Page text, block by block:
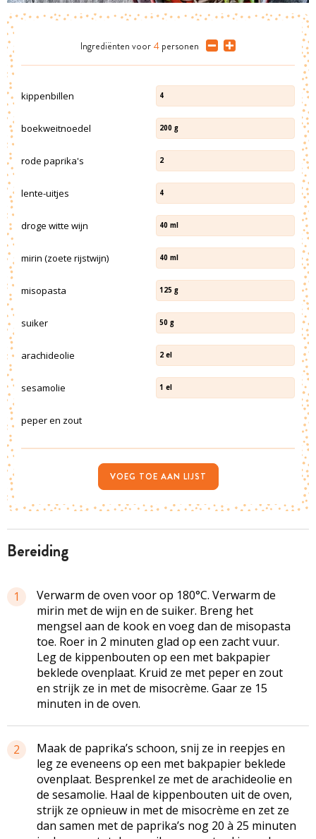
bereiding
1
Verwarm de oven voor op 180°C. Verwarm de
mirin met de wijn en de suiker. Breng het
mengsel aan de kook en voeg dan de misopasta
toe. Roer in 2 minuten glad op een zacht vuur.
Leg de kippenbouten op een met bakpapier
beklede ovenplaat. Kruid ze met peper en zout
en strijk ze in met de misocrème. Gaar ze 15
minuten in de oven.
2
Maak de paprika’s schoon, snij ze in reepjes en
leg ze eveneens op een met bakpapier beklede
ovenplaat. Besprenkel ze met de arachideolie en
de sesamolie. Haal de kippenbouten uit de oven,
strijk ze opnieuw in met de misocrème en zet ze
dan samen met de paprika’s nog 20 à 25 minuten
Ingrediënten voor 4 personen
kippenbillen 4
boekweitnoedel 200 g
rode paprika's 2
lente-uitjes 4
droge witte wijn 40 ml
mirin (zoete rijstwijn) 40 ml
misopasta 125 g
suiker 50 g
arachideolie 2 el
sesamolie 1 el
peper en zout
VOEG TOE AAN LIJST